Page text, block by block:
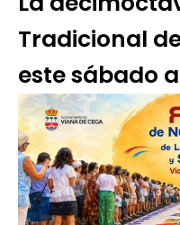
Tradicional
este sábado